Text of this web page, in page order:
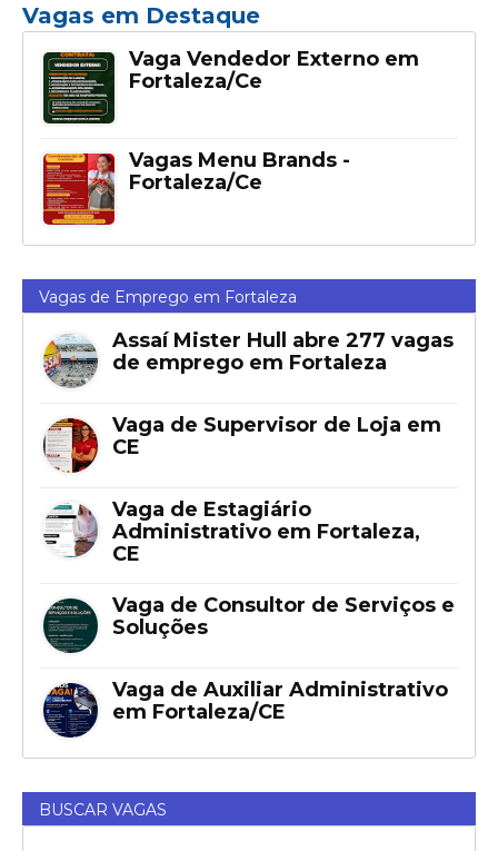
Vagas em Destaque
Vaga Vendedor Externo em
Fortaleza/Ce
Vagas Menu Brands -
Fortaleza/Ce
Vagas de Emprego em Fortaleza
Assaí Mister Hull abre 277 vagas
de emprego em Fortaleza
Vaga de Supervisor de Loja em
CE
Vaga de Estagiário
Administrativo em Fortaleza,
CE
Vaga de Consultor de Serviços e
Soluções
Vaga de Auxiliar Administrativo
em Fortaleza/CE
BUSCAR VAGAS